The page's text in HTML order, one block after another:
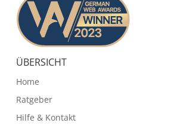
ÜBERSICHT
Home
Ratgeber
Hilfe & Kontakt